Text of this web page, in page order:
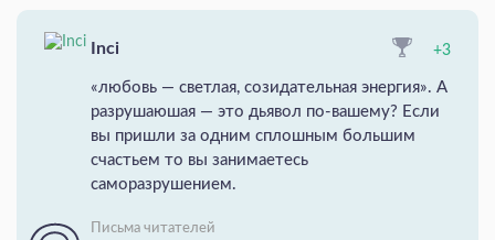
Inci +3
«любовь — светлая, созидательная энергия». А
разрушаюшая — это дьявол по-вашему? Если
вы пришли за одним сплошным большим
счастьем то вы занимаетесь
саморазрушением.
Письма читателей